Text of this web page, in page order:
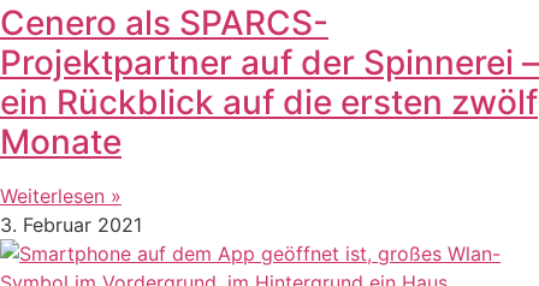
Cenero als SPARCS-
Projektpartner auf der Spinnerei –
ein Rückblick auf die ersten zwölf
Monate
Weiterlesen »
3. Februar 2021